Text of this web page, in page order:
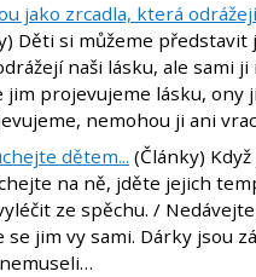
jako zrcadla, která
Děti si můžeme představit
naši lásku, ale sami ji
jim projevujeme lásku, ony
nemohou ji ani
dětem... (Články)
na ně, jděte jejich
ze spěchu. /
se jim vy sami. Dárky jsou